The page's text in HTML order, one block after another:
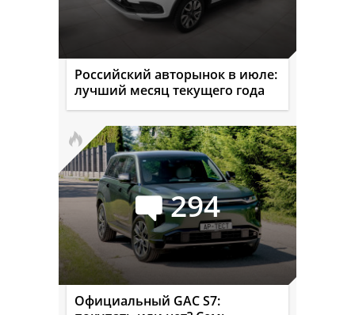
Российский авторынок в июле:
лучший месяц текущего года
294
Официальный GAC S7: